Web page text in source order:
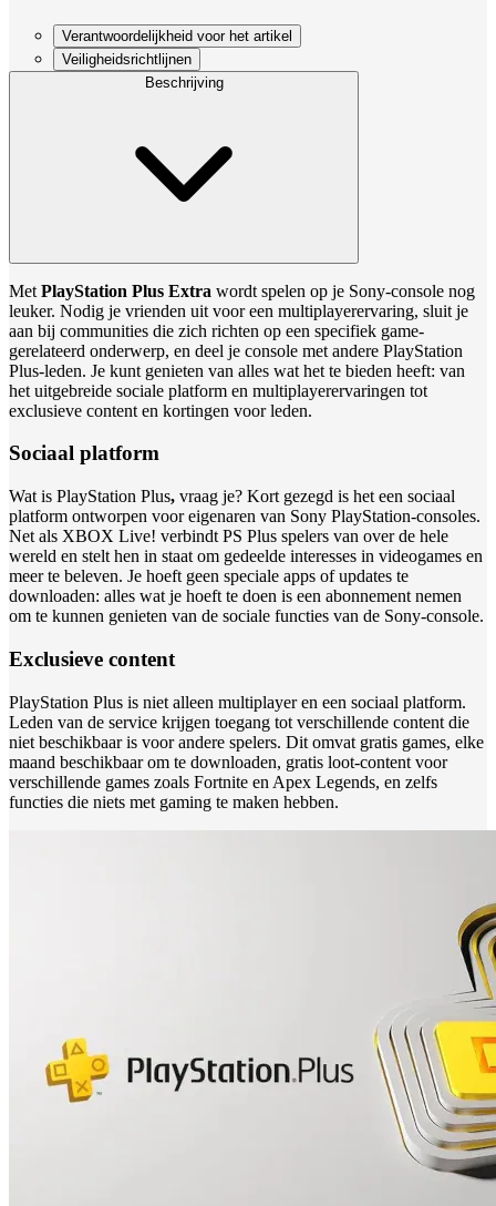
Verantwoordelijkheid voor het artikel
Veiligheidsrichtlijnen
Beschrijving
Met PlayStation Plus Extra wordt spelen op je Sony-console nog
leuker. Nodig je vrienden uit voor een multiplayerervaring, sluit je
aan bij communities die zich richten op een specifiek game-
gerelateerd onderwerp, en deel je console met andere PlayStation
Plus-leden. Je kunt genieten van alles wat het te bieden heeft: van
het uitgebreide sociale platform en multiplayerervaringen tot
exclusieve content en kortingen voor leden.
Sociaal platform
Wat is PlayStation Plus, vraag je? Kort gezegd is het een sociaal
platform ontworpen voor eigenaren van Sony PlayStation-consoles.
Net als XBOX Live! verbindt PS Plus spelers van over de hele
wereld en stelt hen in staat om gedeelde interesses in videogames en
meer te beleven. Je hoeft geen speciale apps of updates te
downloaden: alles wat je hoeft te doen is een abonnement nemen
om te kunnen genieten van de sociale functies van de Sony-console.
Exclusieve content
PlayStation Plus is niet alleen multiplayer en een sociaal platform.
Leden van de service krijgen toegang tot verschillende content die
niet beschikbaar is voor andere spelers. Dit omvat gratis games, elke
maand beschikbaar om te downloaden, gratis loot-content voor
verschillende games zoals Fortnite en Apex Legends, en zelfs
functies die niets met gaming te maken hebben.